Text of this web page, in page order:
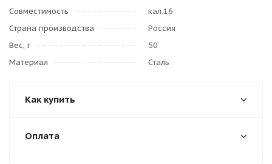
Совместимость
кал.16
Страна производства
Россия
Вес, г
50
Материал
Сталь
Как купить
Оплата